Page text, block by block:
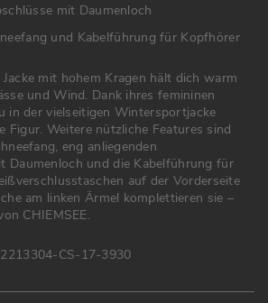
mit Daumenloch
und Kabelführung für Kopfhörer
mit hohem Kragen hält dich warm
und Wind. Dank ihres femininen
in der vielseitigen Wintersportjacke
Figur. Weitere nützliche Features sind
eng anliegenden
Daumenloch und die Kabelführung für
auf der Vorderseite
am linken Ärmel komplettieren sie –
CHIEMSEE.
CS-17-3930